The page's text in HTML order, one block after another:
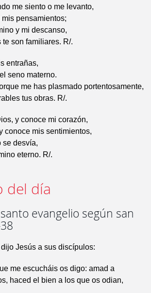
me siento o me levanto,
pensamientos;
y mi descanso,
son familiares. R/.
entrañas,
seno materno.
me has plasmado portentosamente,
tus obras. R/.
y conoce mi corazón,
conoce mis sentimientos,
se desvía,
eterno. R/.
del día
evangelio según san
Jesús a sus discípulos:
me escucháis os digo: amad a
haced el bien a los que os odian,